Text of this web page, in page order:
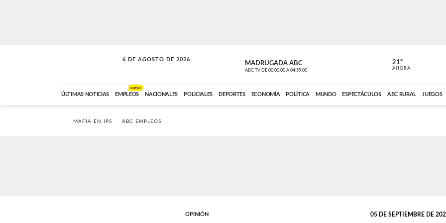
6 DE AGOSTO DE 2026
SOLO MÚSICA MADRUGADA ABC
ABC TV DE 00:00:00 A 04:59:00 ABC CARDINAL
21º
AHORA
ÚLTIMAS NOTICIAS EMPLEOS
NUEVO
NACIONALES POLICIALES DEPORTES ECONOMÍA POLÍTICA MUNDO ESPECTÁCULOS ABC RURAL JUEGOS
MAFIA EN IPS ABC EMPLEOS
OPINIÓN 05 DE SEPTIEMBRE DE